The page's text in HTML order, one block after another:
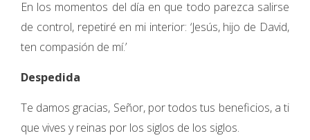
En los momentos del día en que todo parezca salirse
de control, repetiré en mi interior: ‘Jesús, hijo de David,
ten compasión de mí.’
Despedida
Te damos gracias, Señor, por todos tus beneficios, a ti
que vives y reinas por los siglos de los siglos.